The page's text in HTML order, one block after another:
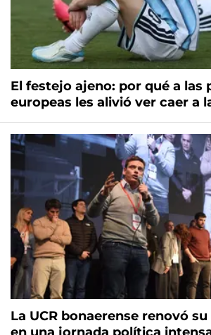
El festejo ajeno: por qué a las
europeas les alivió ver caer a
La UCR bonaerense renovó